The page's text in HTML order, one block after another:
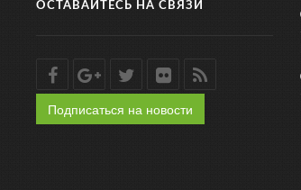
ОСТАВАЙТЕСЬ НА СВЯЗИ
Подписаться на новости